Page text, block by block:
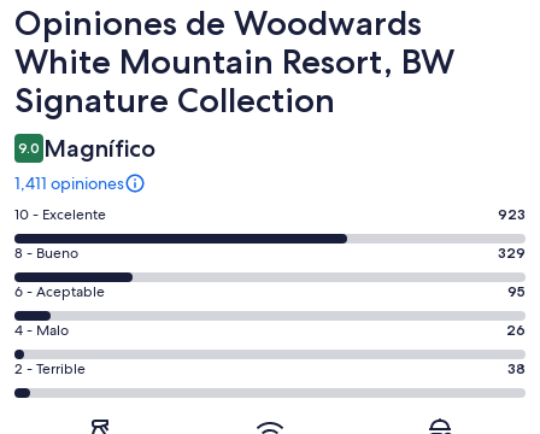
Opiniones
Opiniones de Woodwards
White Mountain Resort, BW
Signature Collection
9.0 Magnífico
1,411 opiniones
Puntuación
de
10,
es
decir,
Excelente.
Basada
en
10 - Excelente 923
Puntuación
de
8,
es
decir,
Bueno.
8 - Bueno 329
Puntuación
de
6,
es
decir,
Aceptable.
6 - Aceptable 95
Puntuación
de
4,
4 - Malo 26
Puntuación
de
2 - Terrible 38